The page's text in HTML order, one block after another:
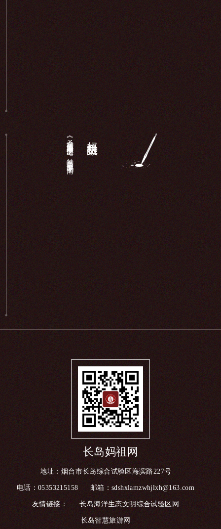
《圣墩祖庙重建顺济庙记》：特奏名进士廖鹏飞于南...
长岛妈祖网
地址：烟台市长岛综合试验区海滨路227号
电话：05353215158 邮箱：sdshxlamzwhjlxh@163.com
友情链接： 长岛海洋生态文明综合试验区网
长岛智慧旅游网